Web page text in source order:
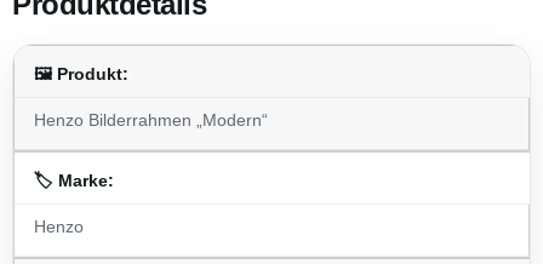
🖼️ Produkt:
Henzo Bilderrahmen „Modern“
🏷️ Marke:
Henzo